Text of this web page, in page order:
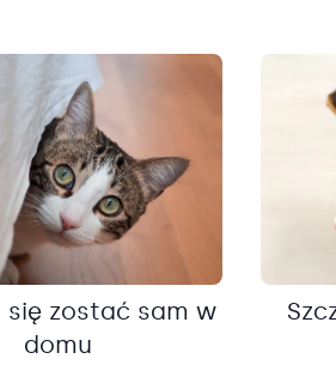
się zostać sam w
domu